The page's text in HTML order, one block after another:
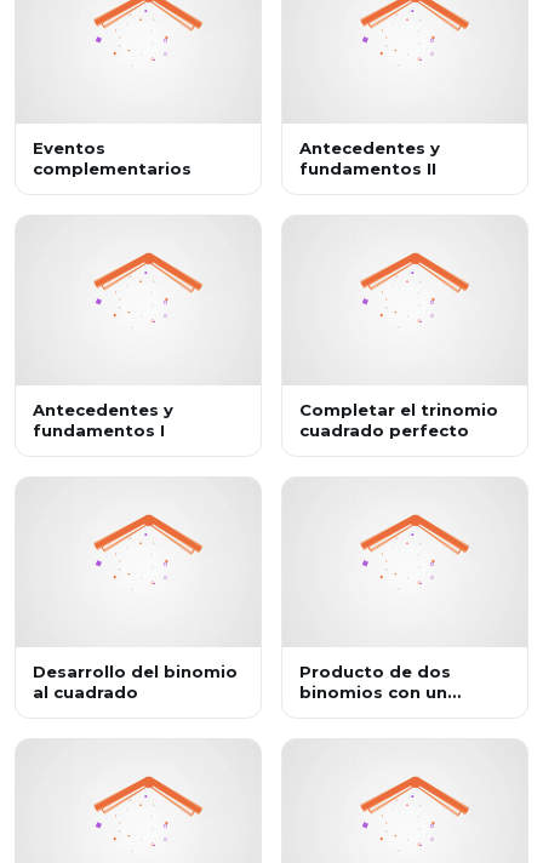
Eventos
complementarios
Antecedentes y
fundamentos II
Antecedentes y
fundamentos I
Completar el trinomio
cuadrado perfecto
Desarrollo del binomio
al cuadrado
Producto de dos
binomios con un